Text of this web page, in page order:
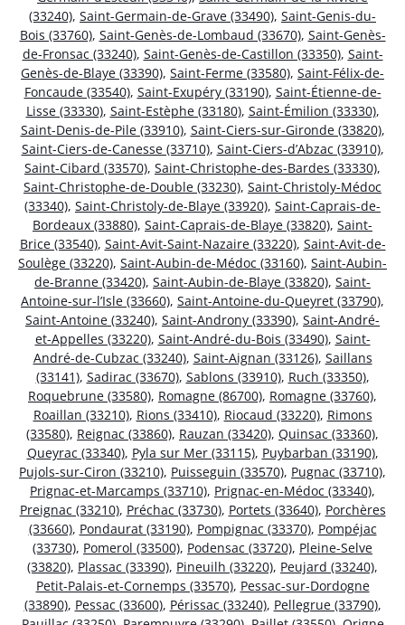
(33240), Saint-Germain-de-Grave (33490), Saint-Genis-du-
Bois (33760), Saint-Genès-de-Lombaud (33670), Saint-Genès-
de-Fronsac (33240), Saint-Genès-de-Castillon (33350), Saint-
Genès-de-Blaye (33390), Saint-Ferme (33580), Saint-Félix-de-
Foncaude (33540), Saint-Exupéry (33190), Saint-Étienne-de-
Lisse (33330), Saint-Estèphe (33180), Saint-Émilion (33330),
Saint-Denis-de-Pile (33910), Saint-Ciers-sur-Gironde (33820),
Saint-Ciers-de-Canesse (33710), Saint-Ciers-d’Abzac (33910),
Saint-Cibard (33570), Saint-Christophe-des-Bardes (33330),
Saint-Christophe-de-Double (33230), Saint-Christoly-Médoc
(33340), Saint-Christoly-de-Blaye (33920), Saint-Caprais-de-
Bordeaux (33880), Saint-Caprais-de-Blaye (33820), Saint-
Brice (33540), Saint-Avit-Saint-Nazaire (33220), Saint-Avit-de-
Soulège (33220), Saint-Aubin-de-Médoc (33160), Saint-Aubin-
de-Branne (33420), Saint-Aubin-de-Blaye (33820), Saint-
Antoine-sur-l’Isle (33660), Saint-Antoine-du-Queyret (33790),
Saint-Antoine (33240), Saint-Androny (33390), Saint-André-
et-Appelles (33220), Saint-André-du-Bois (33490), Saint-
André-de-Cubzac (33240), Saint-Aignan (33126), Saillans
(33141), Sadirac (33670), Sablons (33910), Ruch (33350),
Roquebrune (33580), Romagne (86700), Romagne (33760),
Roaillan (33210), Rions (33410), Riocaud (33220), Rimons
(33580), Reignac (33860), Rauzan (33420), Quinsac (33360),
Queyrac (33340), Pyla sur Mer (33115), Puybarban (33190),
Pujols-sur-Ciron (33210), Puisseguin (33570), Pugnac (33710),
Prignac-et-Marcamps (33710), Prignac-en-Médoc (33340),
Preignac (33210), Préchac (33730), Portets (33640), Porchères
(33660), Pondaurat (33190), Pompignac (33370), Pompéjac
(33730), Pomerol (33500), Podensac (33720), Pleine-Selve
(33820), Plassac (33390), Pineuilh (33220), Peujard (33240),
Petit-Palais-et-Cornemps (33570), Pessac-sur-Dordogne
(33890), Pessac (33600), Périssac (33240), Pellegrue (33790),